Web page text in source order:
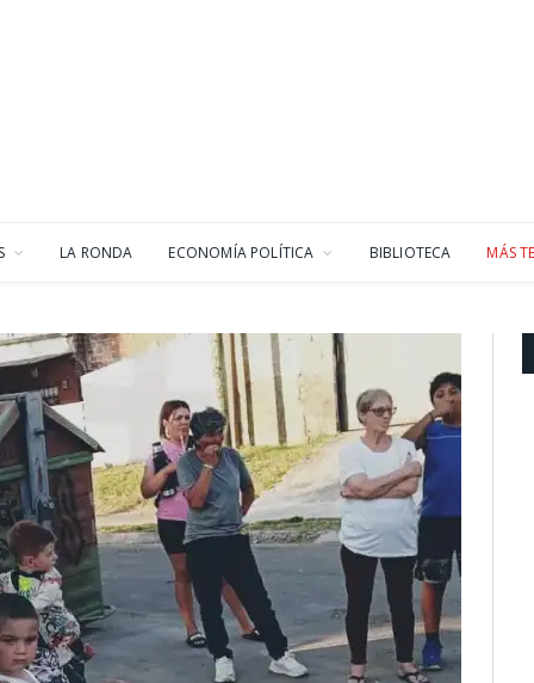
LA RONDA ECONOMÍA POLÍTICA BIBLIOTECA MÁS